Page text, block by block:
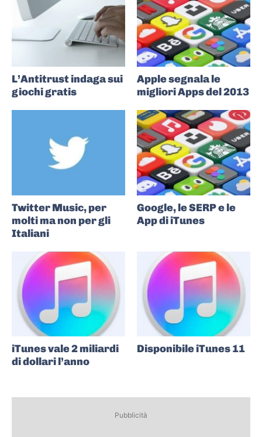
L’Antitrust indaga sui
giochi gratis
Apple segnala le
migliori Apps del 2013
Twitter Music, per
molti ma non per gli
Italiani
Google, le SERP e le
App di iTunes
iTunes vale 2 miliardi
di dollari l’anno
Disponibile iTunes 11
Pubblicità